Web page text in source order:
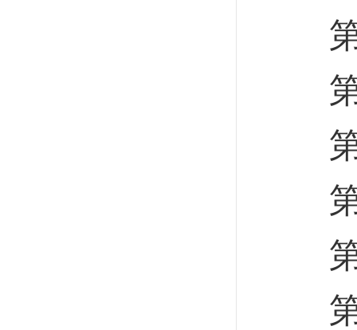
第
第
第
第
第
第